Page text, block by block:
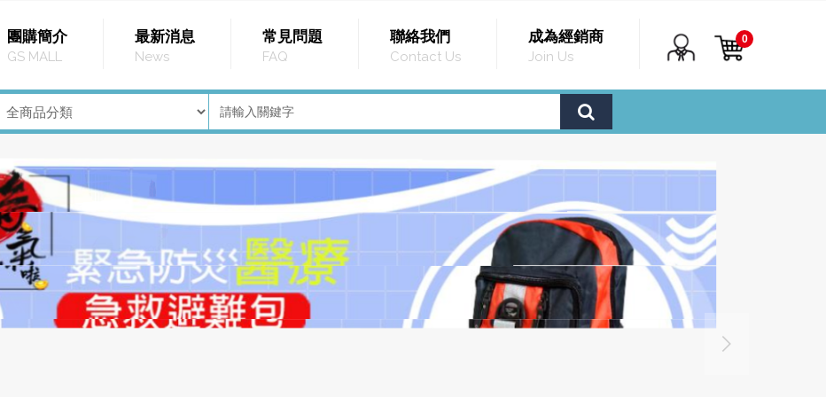
0
團購簡介
GS MALL
最新消息
News
常見問題
FAQ
聯絡我們
Contact Us
成為經銷商
Join Us